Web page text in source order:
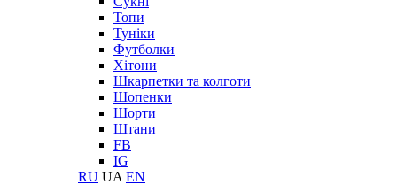
Топи
Туніки
Футболки
Хітони
Шкарпетки та колготи
Шопенки
Шорти
Штани
FB
IG
RU UA EN